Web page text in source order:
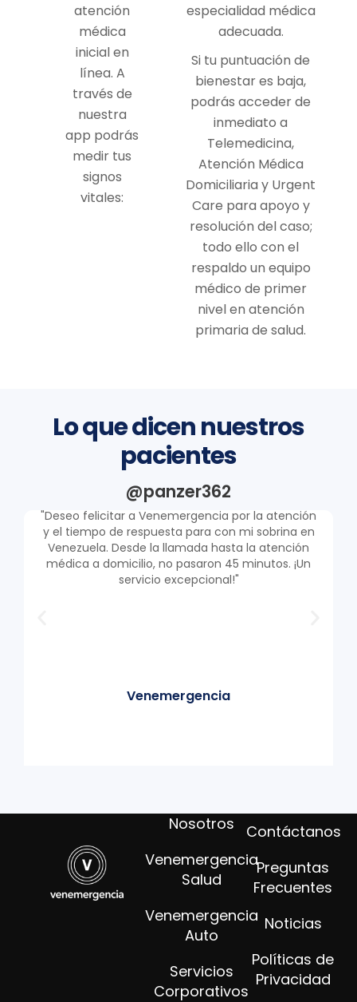
atención
médica
inicial en
línea. A
través de
nuestra
app podrás
medir tus
signos
vitales:
especialidad médica
adecuada.
Si tu puntuación de
bienestar es baja,
podrás acceder de
inmediato a
Telemedicina,
Atención Médica
Domiciliaria y Urgent
Care para apoyo y
resolución del caso;
todo ello con el
respaldo un equipo
médico de primer
nivel en atención
primaria de salud.
Lo que dicen nuestros
pacientes
@panzer362
"Deseo felicitar a Venemergencia por la atención
y el tiempo de respuesta para con mi sobrina en
Venezuela. Desde la llamada hasta la atención
médica a domicilio, no pasaron 45 minutos. ¡Un
servicio excepcional!"
Venemergencia
Nosotros
Venemergencia
Salud
Venemergencia
Auto
Servicios
Corporativos
Contáctanos
Preguntas
Frecuentes
Noticias
Políticas de
Privacidad